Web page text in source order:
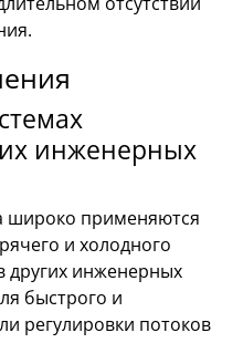
инженерных
широко применяются
и холодного
других инженерных
быстрого и
регулировки потоков